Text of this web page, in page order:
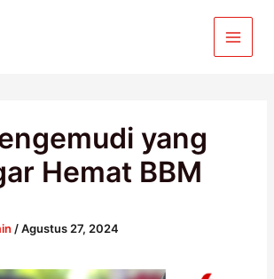
yang
Hemat BBM
/Agustus 27, 2024